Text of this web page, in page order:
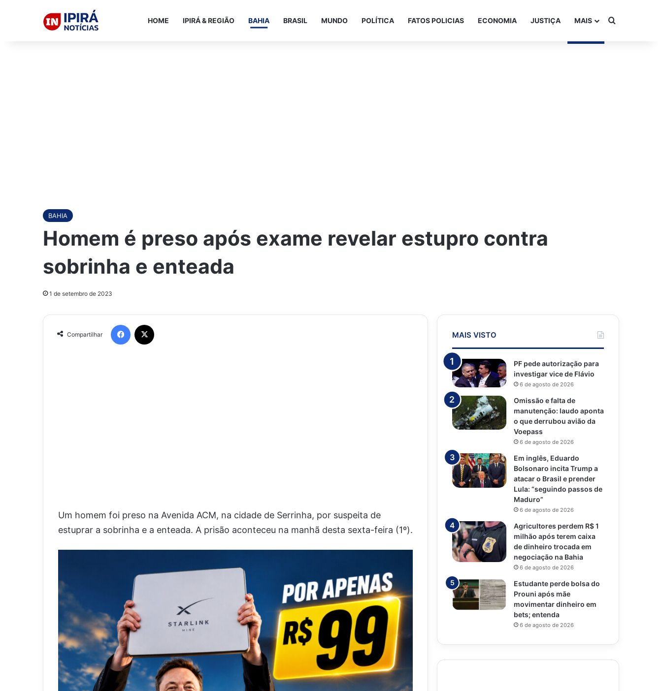
HOME IPIRÁ & REGIÃO BAHIA BRASIL MUNDO POLÍTICA FATOS POLICIAS ECONOMIA JUSTIÇA MAIS Procurar por
BAHIA
Homem é preso após exame revelar estupro contra
sobrinha e enteada
1 de setembro de 2023
Compartilhar
Facebook
Um homem foi preso na Avenida ACM, na cidade de Serrinha, por suspeita de
estuprar a sobrinha e a enteada. A prisão aconteceu na manhã desta sexta-feira (1º).
MAIS VISTO
PF pede autorização para
investigar vice de Flávio
6 de agosto de 2026
Omissão e falta de
manutenção: laudo aponta
o que derrubou avião da
Voepass
6 de agosto de 2026
Em inglês, Eduardo
Bolsonaro incita Trump a
atacar o Brasil e prender
Lula: “seguindo passos de
Maduro”
6 de agosto de 2026
Agricultores perdem R$ 1
milhão após terem caixa
de dinheiro trocada em
negociação na Bahia
6 de agosto de 2026
Estudante perde bolsa do
Prouni após mãe
movimentar dinheiro em
bets; entenda
6 de agosto de 2026